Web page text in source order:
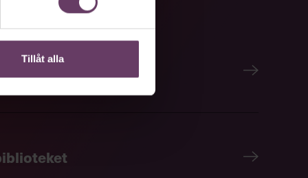
Tillåt alla